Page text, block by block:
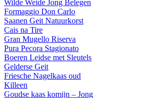
Wilde Weide Jong Belegen
Formaggio Don Carlo
Saanen Geit Natuurkorst
Cais na Tire
Gran Mugello Riserva
Pura Pecora Stagionato
Boeren Leidse met Sleutels
Gelderse Geit
Friesche Nagelkaas oud
Killeen
Goudse kaas komijn – Jong